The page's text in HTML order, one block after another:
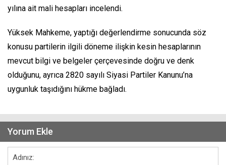
yılına ait mali hesapları incelendi.
Yüksek Mahkeme, yaptığı değerlendirme sonucunda söz
konusu partilerin ilgili döneme ilişkin kesin hesaplarının
mevcut bilgi ve belgeler çerçevesinde doğru ve denk
olduğunu, ayrıca 2820 sayılı Siyasi Partiler Kanunu’na
uygunluk taşıdığını hükme bağladı.
Yorum Ekle